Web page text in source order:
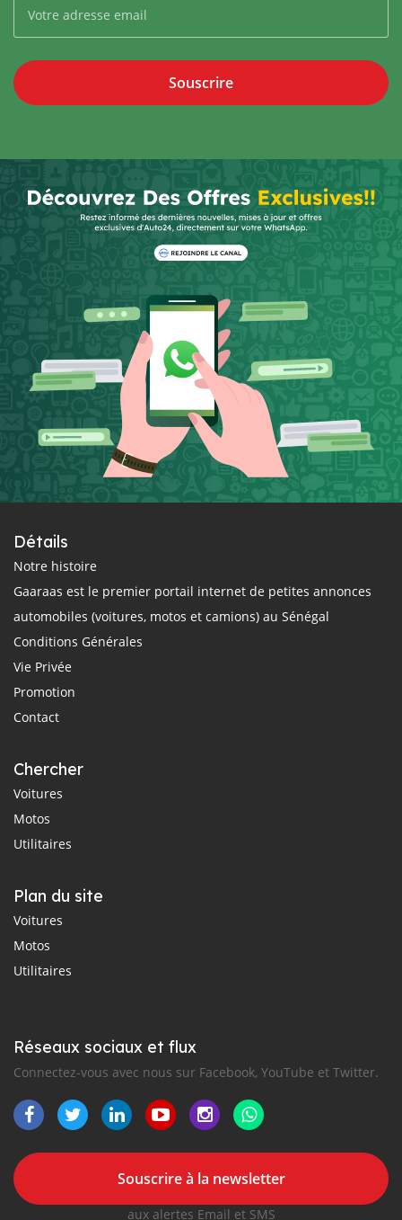
Souscrire
Détails
Notre histoire
Gaaraas est le premier portail internet de petites annonces
automobiles (voitures, motos et camions) au Sénégal
Conditions Générales
Vie Privée
Promotion
Contact
Chercher
Voitures
Motos
Utilitaires
Plan du site
Voitures
Motos
Utilitaires
Réseaux sociaux et flux
Connectez-vous avec nous sur Facebook, YouTube et Twitter.
Souscrire à la newsletter
aux alertes Email et SMS